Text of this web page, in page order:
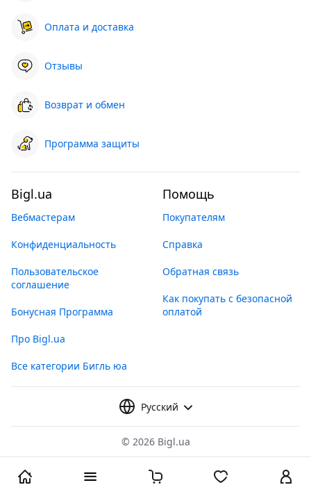
Оплата и доставка
Отзывы
Возврат и обмен
Программа защиты
Bigl.ua
Вебмастерам
Конфиденциальность
Пользовательское
соглашение
Бонусная Программа
Про Bigl.ua
Все категории Бигль юа
Помощь
Покупателям
Справка
Обратная связь
Как покупать с безопасной
оплатой
Русский
© 2026 Bigl.ua